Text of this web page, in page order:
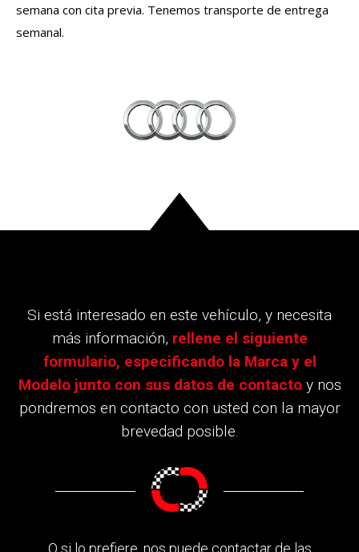
semana con cita previa. Tenemos transporte de entrega
semanal.
Si está interesado en este vehículo, y necesita
más información, rellene el siguiente
formulario, especificando la Marca y el
Modelo junto con sus datos de contactoy nos
pondremos en contacto con usted con la mayor
brevedad posible.
O si lo prefiere, nos puede contactar de las